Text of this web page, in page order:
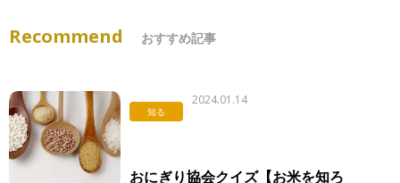
Recommend おすすめ記事
知る
2024.01.14
おにぎり協会クイズ【お米を知ろ